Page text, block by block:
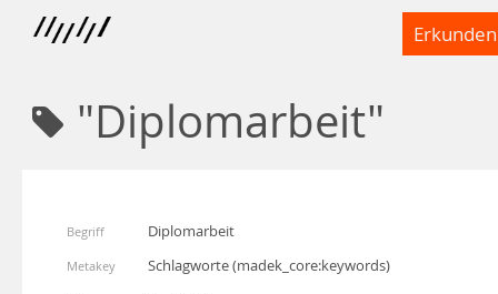
Erkunden
"Diplomarbeit"
Begriff Diplomarbeit
Metakey Schlagworte(madek_core:keywords)